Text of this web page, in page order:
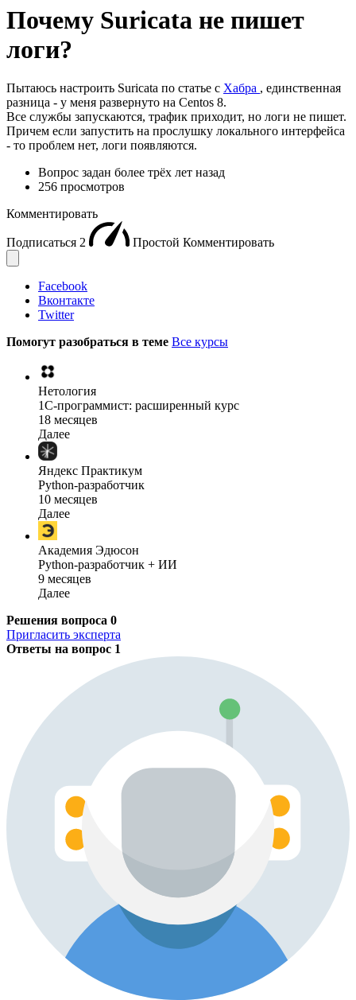
Почему Suricata не пишет
логи?
Пытаюсь настроить Suricata по статье с Хабра , единственная
разница - у меня развернуто на Centos 8.
Все службы запускаются, трафик приходит, но логи не пишет.
Причем если запустить на прослушку локального интерфейса
- то проблем нет, логи появляются.
Вопрос задан более трёх лет назад
256 просмотров
Комментировать
Подписаться 2 Простой Комментировать
Facebook
Вконтакте
Twitter
Помогут разобраться в теме Все курсы
Нетология
1C-программист: расширенный курс
18 месяцев
Далее
Яндекс Практикум
Python-разработчик
10 месяцев
Далее
Академия Эдюсон
Python-разработчик + ИИ
9 месяцев
Далее
Решения вопроса 0
Пригласить эксперта
Ответы на вопрос 1